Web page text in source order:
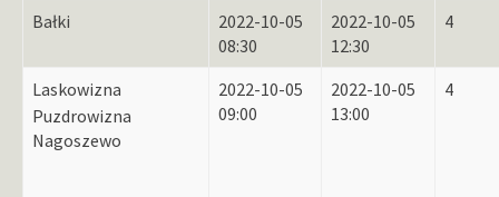
Bałki
2022-10-05
08:30
2022-10-05
12:30
4
Laskowizna
Puzdrowizna
Nagoszewo
2022-10-05
09:00
2022-10-05
13:00
4